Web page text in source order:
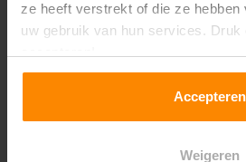
ze heeft verstrekt of die ze
uw gebruik van hun services. Druk
Accepteren
Weigeren